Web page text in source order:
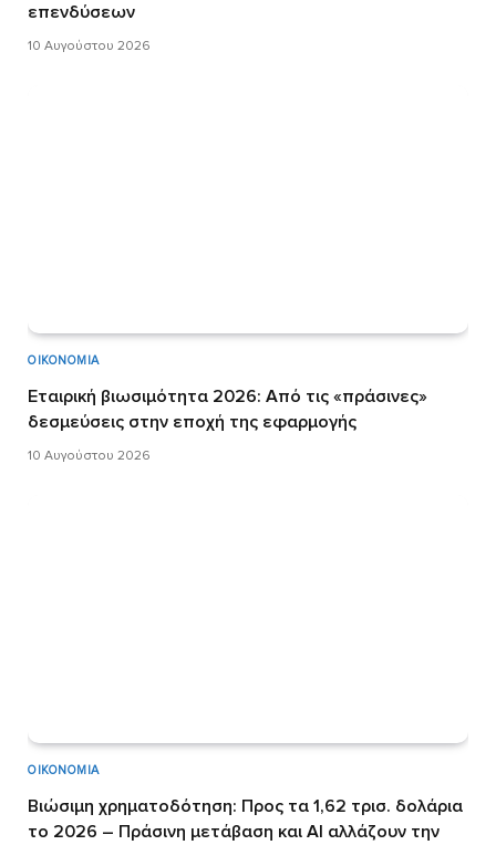
επενδύσεων
10 Αυγούστου 2026
ΟΙΚΟΝΟΜΊΑ
Εταιρική βιωσιμότητα 2026: Από τις «πράσινες»
δεσμεύσεις στην εποχή της εφαρμογής
10 Αυγούστου 2026
ΟΙΚΟΝΟΜΊΑ
Βιώσιμη χρηματοδότηση: Προς τα 1,62 τρισ. δολάρια
το 2026 – Πράσινη μετάβαση και AI αλλάζουν την